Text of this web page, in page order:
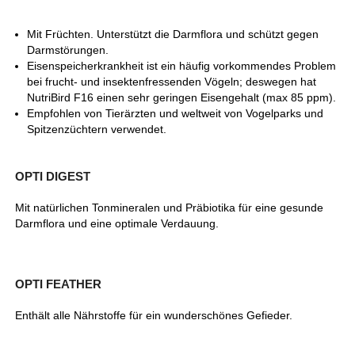
Mit Früchten. Unterstützt die Darmflora und schützt gegen
Darmstörungen.
Eisenspeicherkrankheit ist ein häufig vorkommendes Problem
bei frucht- und insektenfressenden Vögeln; deswegen hat
NutriBird F16 einen sehr geringen Eisengehalt (max 85 ppm).
Empfohlen von Tierärzten und weltweit von Vogelparks und
Spitzenzüchtern verwendet.
OPTI DIGEST
Mit natürlichen Tonmineralen und Präbiotika für eine gesunde
Darmflora und eine optimale Verdauung.
OPTI FEATHER
Enthält alle Nährstoffe für ein wunderschönes Gefieder.